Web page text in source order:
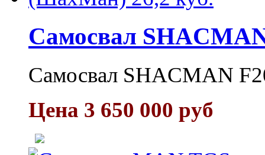
Самосвал
Самосвал SHACMAN
Цена 3 650 000 руб